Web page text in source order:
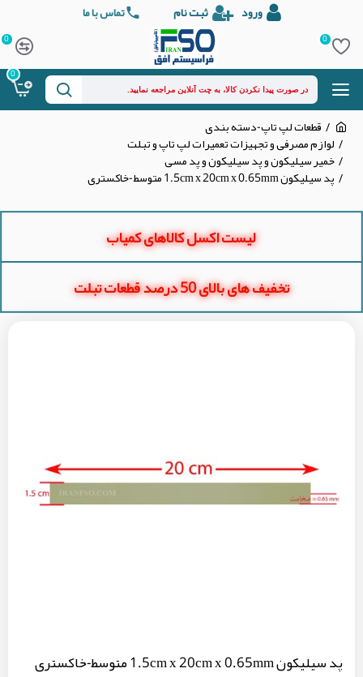
ورود ثبت نام تماس با ما
0
0
0
قطعات لپ تاپ-دسته بندی
لوازم مصرفی و تجهیزات تعمیرات لپ تاپ و تبلت
خمیر سیلیکون و پد سیلیکون و پد مسی
پد سیلیکون 1.5cm x 20cm x 0.65mm متوسط-خاکستری
لیست اکسل کالاهای کمیاب
تخفیف های بالای 50 درصد قطعات تبلت
پد سیلیکون 1.5cm x 20cm x 0.65mm متوسط-خاکستری